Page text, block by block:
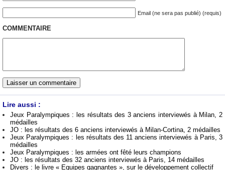
Email (ne sera pas publié) (requis)
COMMENTAIRE
Lire aussi :
Jeux Paralympiques : les résultats des 3 anciens interviewés à Milan, 2
médailles
JO : les résultats des 6 anciens interviewés à Milan-Cortina, 2 médailles
Jeux Paralympiques : les résultats des 11 anciens interviewés à Paris, 3
médailles
Jeux Paralympiques : les armées ont fêté leurs champions
JO : les résultats des 32 anciens interviewés à Paris, 14 médailles
Divers : le livre « Equipes gagnantes », sur le développement collectif